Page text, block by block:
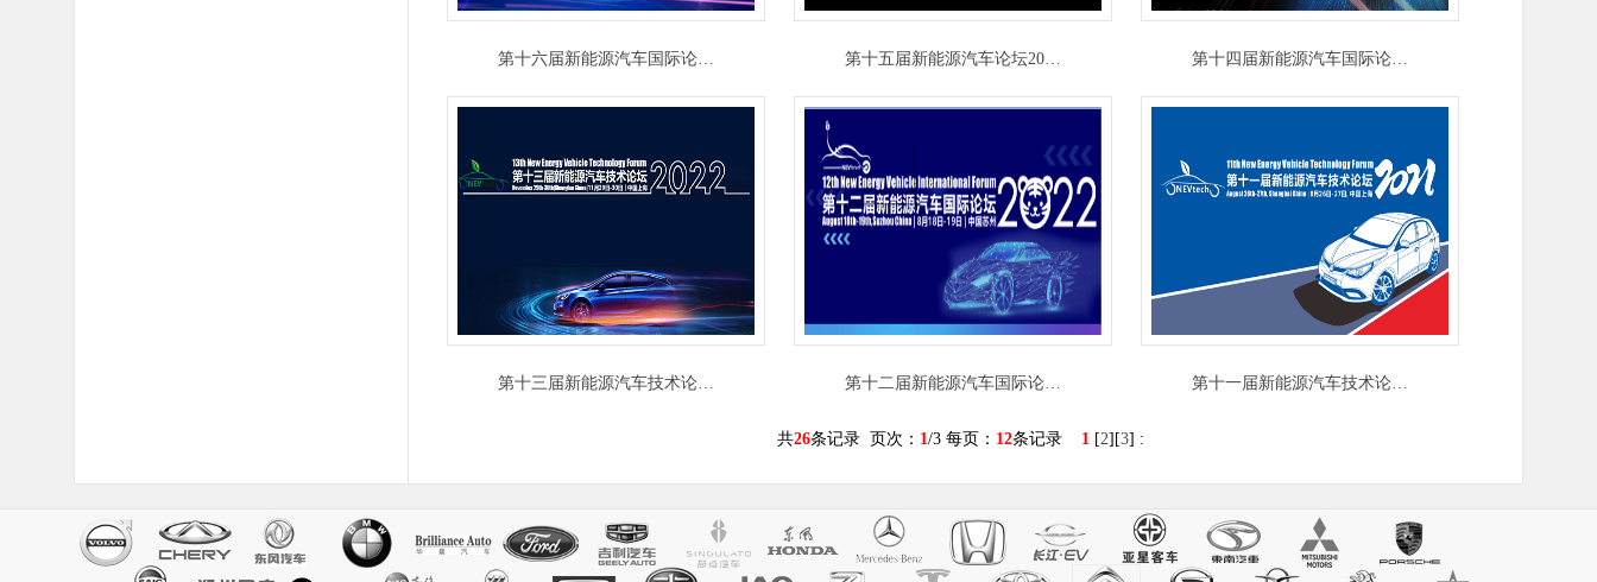
第十六届新能源汽车国际论… 第十五届新能源汽车论坛20… 第十四届新能源汽车国际论…
第十三届新能源汽车技术论… 第十二届新能源汽车国际论… 第十一届新能源汽车技术论…
共26条记录 页次： 1/3 每页： 12条记录 1 [2][3] :